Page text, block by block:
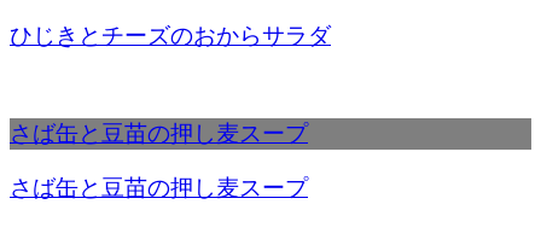
ひじきとチーズのおからサラダ
さば缶と豆苗の押し麦スープ
さば缶と豆苗の押し麦スープ